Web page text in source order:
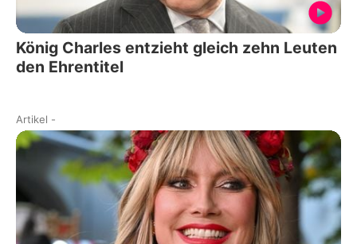
König Charles entzieht gleich zehn Leuten
den Ehrentitel
Artikel -